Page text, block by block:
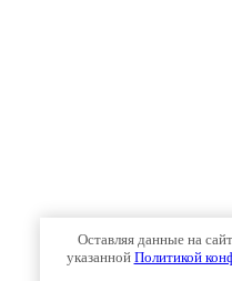
Оставляя данные на
указанной Политикой